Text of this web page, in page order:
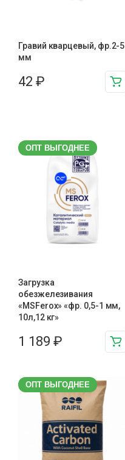
Гравий кварцевый, фр.2-5
мм
42 ₽
ОПТ ВЫГОДНЕЕ
Загрузка
обезжелезивания
«MSFerox» «фр. 0,5-1 мм,
10л,12 кг»
1 189 ₽
ОПТ ВЫГОДНЕЕ